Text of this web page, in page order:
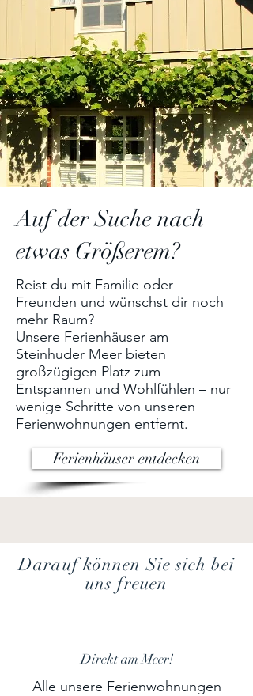
Auf der Suche nach
etwas Größerem?
Reist du mit Familie oder
Freunden und wünschst dir noch
mehr Raum?
Unsere Ferienhäuser am
Steinhuder Meer bieten
großzügigen Platz zum
Entspannen und Wohlfühlen – nur
wenige Schritte von unseren
Ferienwohnungen entfernt.
Ferienhäuser entdecken
Darauf können Sie sich bei
uns freuen
Direkt am Meer!
Alle unsere Ferienwohnungen